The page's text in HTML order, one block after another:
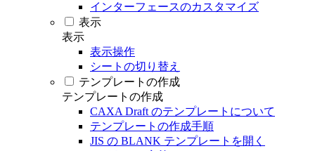
インターフェースのカスタマイズ
表示
表示
表示操作
シートの切り替え
テンプレートの作成
テンプレートの作成
CAXA Draft のテンプレートについて
テンプレートの作成手順
JIS の BLANK テンプレートを開く